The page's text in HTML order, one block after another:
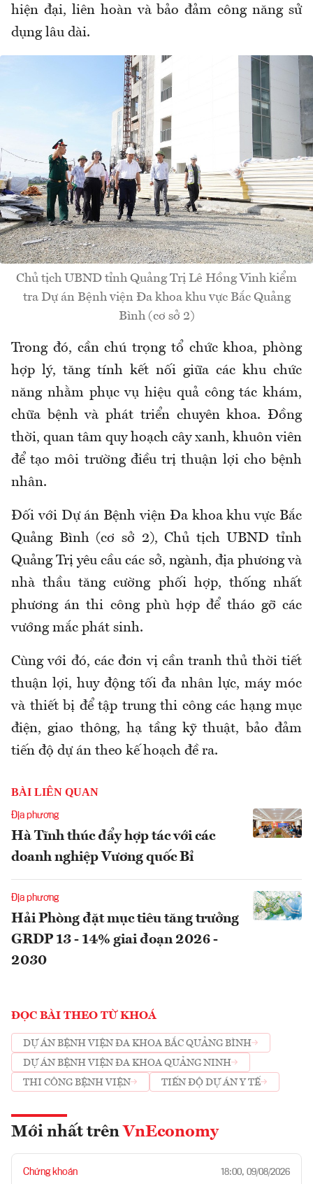
hiện đại, liên hoàn và bảo đảm công năng sử
dụng lâu dài.
Chủ tịch UBND tỉnh Quảng Trị Lê Hồng Vinh kiểm
tra Dự án Bệnh viện Đa khoa khu vực Bắc Quảng
Bình (cơ sở 2)
Trong đó, cần chú trọng tổ chức khoa, phòng
hợp lý, tăng tính kết nối giữa các khu chức
năng nhằm phục vụ hiệu quả công tác khám,
chữa bệnh và phát triển chuyên khoa. Đồng
thời, quan tâm quy hoạch cây xanh, khuôn viên
để tạo môi trường điều trị thuận lợi cho bệnh
nhân.
Đối với Dự án Bệnh viện Đa khoa khu vực Bắc
Quảng Bình (cơ sở 2), Chủ tịch UBND tỉnh
Quảng Trị yêu cầu các sở, ngành, địa phương và
nhà thầu tăng cường phối hợp, thống nhất
phương án thi công phù hợp để tháo gỡ các
vướng mắc phát sinh.
Cùng với đó, các đơn vị cần tranh thủ thời tiết
thuận lợi, huy động tối đa nhân lực, máy móc
và thiết bị để tập trung thi công các hạng mục
điện, giao thông, hạ tầng kỹ thuật, bảo đảm
tiến độ dự án theo kế hoạch đề ra.
BÀI LIÊN QUAN
Địa phương
Hà Tĩnh thúc đẩy hợp tác với các
doanh nghiệp Vương quốc Bỉ
Địa phương
Hải Phòng đặt mục tiêu tăng trưởng
GRDP 13 - 14% giai đoạn 2026 -
2030
ĐỌC BÀI THEO TỪ KHOÁ
DỰ ÁN BỆNH VIỆN ĐA KHOA BẮC QUẢNG BÌNH
DỰ ÁN BỆNH VIỆN ĐA KHOA QUẢNG NINH
THI CÔNG BỆNH VIỆN
TIẾN ĐỘ DỰ ÁN Y TẾ
Mới nhất trên VnEconomy
Chứng khoán 18:00, 09/08/2026